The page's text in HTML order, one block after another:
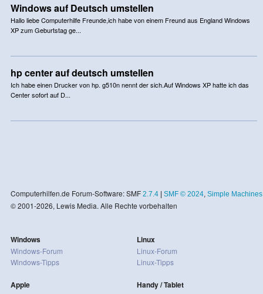
Windows auf Deutsch umstellen
Hallo liebe Computerhilfe Freunde,ich habe von einem Freund aus England Windows
XP zum Geburtstag ge...
hp center auf deutsch umstellen
Ich habe einen Drucker von hp. g510n nennt der sich.Auf Windows XP hatte ich das
Center sofort auf D...
Computerhilfen.de Forum-Software: SMF 2.7.4| SMF © 2024, Simple Machines
© 2001-2026, Lewis Media. Alle Rechte vorbehalten
Windows
Windows-Forum
Windows-Tipps
Apple
Linux
Linux-Forum
Linux-Tipps
Handy / Tablet